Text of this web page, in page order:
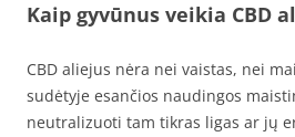
Kaip gyvūnus veikia CBD
CBD aliejus nėra nei vaistas, nei
sudėtyje esančios naudingos
neutralizuoti tam tikras ligas ar jų